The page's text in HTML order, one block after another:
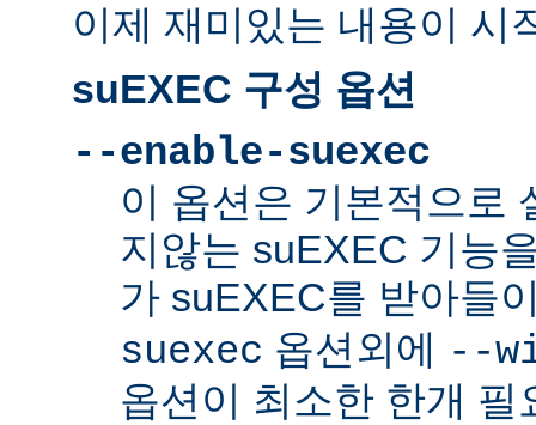
이제 재미있는 내용이 시
suEXEC 구성 옵션
--enable-suexec
이 옵션은 기본적으로
지않는 suEXEC 기능
가 suEXEC를 받아들
suexec 옵션외에
--
옵션이 최소한 한개 필